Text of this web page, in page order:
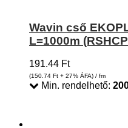
Wavin cső
L=1000m
191.44 Ft
(150.74 Ft + 27% ÁFA) / fm
Min. rendelhető: